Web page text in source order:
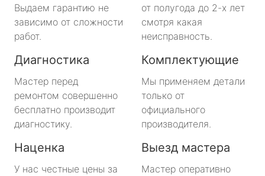
Выдаем гарантию не
зависимо от сложности
работ.
от полугода до 2-х лет
смотря какая
неисправность.
Диагностика
Мастер перед
ремонтом совершенно
бесплатно производит
диагностику.
Комплектующие
Мы применяем детали
только от
официального
производителя.
Наценка
У нас честные цены за
Выезд мастера
Мастер оперативно